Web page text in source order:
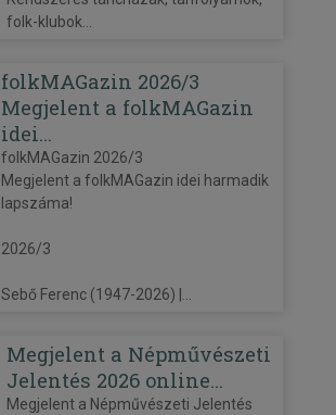
folk-klubok...
folkMAGazin 2026/3
Megjelent a folkMAGazin
idei...
folkMAGazin 2026/3
Megjelent a folkMAGazin idei harmadik
lapszáma!
2026/3
Sebő Ferenc (1947-2026) |...
Megjelent a Népművészeti
Jelentés 2026 online...
Megjelent a Népművészeti Jelentés